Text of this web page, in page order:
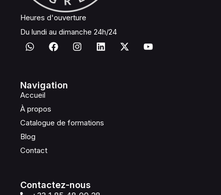
Heures d'ouverture
Du lundi au dimanche 24h/24
Navigation
Accueil
À propos
Catalogue de formations
Blog
Contact
Contactez-nous